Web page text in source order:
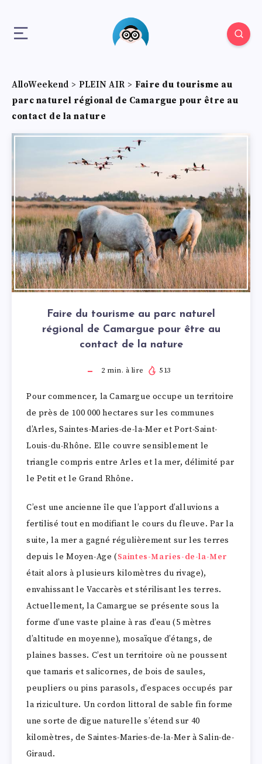
AlloWeekend > PLEIN AIR > Faire du tourisme au
parc naturel régional de Camargue pour être au
contact de la nature
Faire du tourisme au parc naturel
régional de Camargue pour être au
contact de la nature
2 min. à lire 513
Pour commencer, la Camargue occupe un territoire
de près de 100 000 hectares sur les communes
d’Arles, Saintes-Maries-de-la-Mer et Port-Saint-
Louis-du-Rhône. Elle couvre sensiblement le
triangle compris entre Arles et la mer, délimité par
le Petit et le Grand Rhône.
C’est une ancienne île que l’apport d’alluvions a
fertilisé tout en modifiant le cours du fleuve. Par la
suite, la mer a gagné régulièrement sur les terres
depuis le Moyen-Age (Saintes-Maries-de-la-Mer
était alors à plusieurs kilomètres du rivage),
envahissant le Vaccarès et stérilisant les terres.
Actuellement, la Camargue se présente sous la
forme d’une vaste plaine à ras d’eau (5 mètres
d’altitude en moyenne), mosaïque d’étangs, de
plaines basses. C’est un territoire où ne poussent
que tamaris et salicornes, de bois de saules,
peupliers ou pins parasols, d’espaces occupés par
la riziculture. Un cordon littoral de sable fin forme
une sorte de digue naturelle s’étend sur 40
kilomètres, de Saintes-Maries-de-la-Mer à Salin-de-
Giraud.